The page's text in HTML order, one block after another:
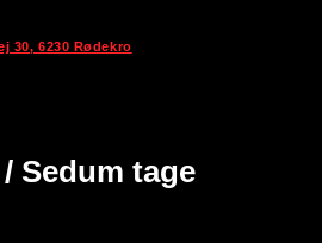
30, 6230 Rødekro
Sedum tage